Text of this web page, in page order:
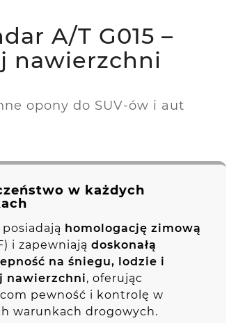
A/T G015 –
nawierzchni
opony do SUV-ów i aut
w każdych
homologację zimową
i zapewniajądoskonałą
na śniegu, lodzie i
nawierzchni, oferując
pewność i kontrolę w
warunkach drogowych.